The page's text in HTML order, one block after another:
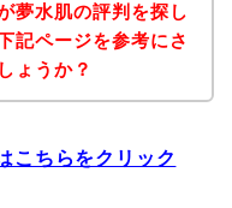
夢水肌の評判を探し
記ページを参考にさ
ょうか？
こちらをクリック